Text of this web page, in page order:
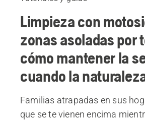
Cortar en el punto de tensión
Tala en el orden correcto
Derribo de árboles
Árboles desarraigados
Limpieza con
zonas asoladas por
cómo mantener la
cuando la
Familias atrapadas en sus
que se te vienen encima